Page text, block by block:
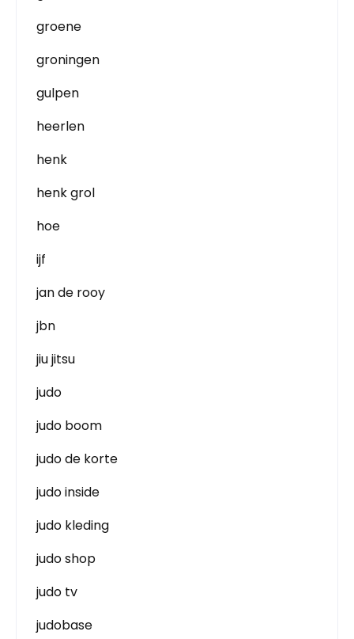
groene
groningen
gulpen
heerlen
henk
henk grol
hoe
ijf
jan de rooy
jbn
jiu jitsu
judo
judo boom
judo de korte
judo inside
judo kleding
judo shop
judo tv
judobase